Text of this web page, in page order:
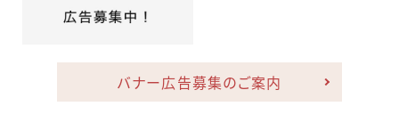
バナー広告募集のご案内